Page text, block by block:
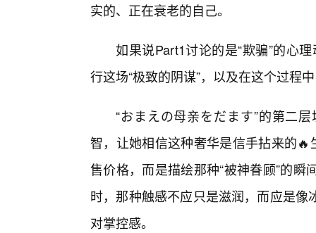
实的、正在衰老的自己。
如果说Part1讨论的是“欺骗”的心
行这场“极致的阴谋”，以及在这个过程
“おまえの母亲をだます”的第二
智，让她相信这种奢华是信手拈来的
售价格，而是描绘那种“被神眷顾”的
时，那种触感不应只是滋润，而应是
对掌控感。